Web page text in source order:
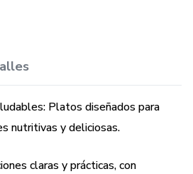
espinaca, limón) y el sistema
las recetas que puedes preparar
Platos diseñados para
nutritivas y deliciosas.
claras y prácticas, con